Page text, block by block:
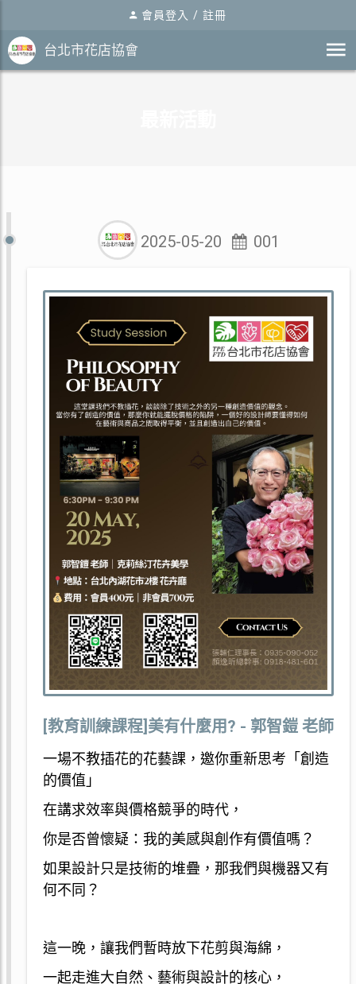
會員登入 / 註冊
台北市花店協會
2025-05-20 001
[教育訓練課程]美有什麼用? - 郭智鎧 老師
一場不教插花的花藝課，邀你重新思考「創造
的價值」
在講求效率與價格競爭的時代，
你是否曾懷疑：我的美感與創作有價值嗎？
如果設計只是技術的堆疊，那我們與機器又有
何不同？
這一晚，讓我們暫時放下花剪與海綿，
一起走進大自然、藝術與設計的核心，